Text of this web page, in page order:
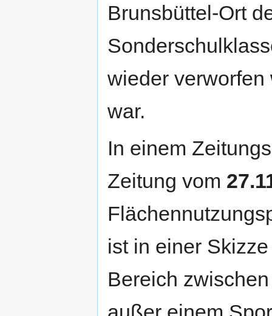
Brunsbüttel-Ort
wieder
war.
In einem
Zeitung vom
ist in einer
Bereich